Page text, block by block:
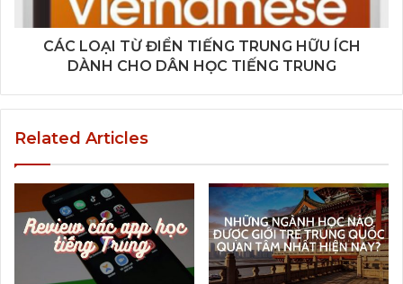
CÁC LOẠI TỪ ĐIỂN TIẾNG TRUNG HỮU ÍCH
DÀNH CHO DÂN HỌC TIẾNG TRUNG
Related Articles